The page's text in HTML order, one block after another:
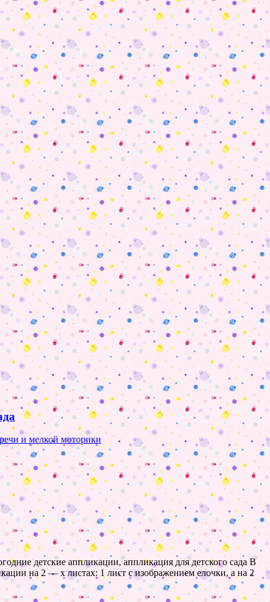
и мелкой моторики
детские аппликации, аппликация для детского сада В
на 2 — х листах: 1 лист с изображением елочки, а на 2